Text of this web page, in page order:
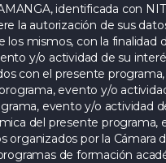
identificada con
la autorización de sus
mismos, con la finalidad
y/o actividad de su
con el presente
evento y/o
evento y/o actividad
del presente
organizados por la Cámara
de formación